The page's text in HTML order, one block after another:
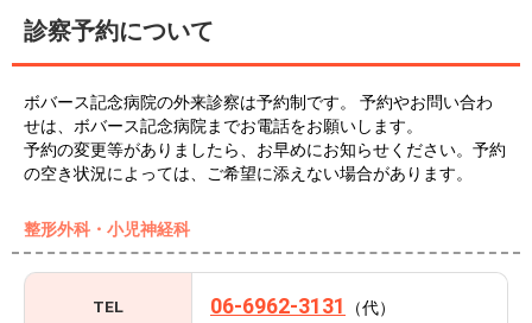
診察予約について
ボバース記念病院の外来診察は予約制です。 予約やお問い合わ
せは、ボバース記念病院までお電話をお願いします。
予約の変更等がありましたら、お早めにお知らせください。予約
の空き状況によっては、ご希望に添えない場合があります。
整形外科・小児神経科
TEL 06-6962-3131 （代）